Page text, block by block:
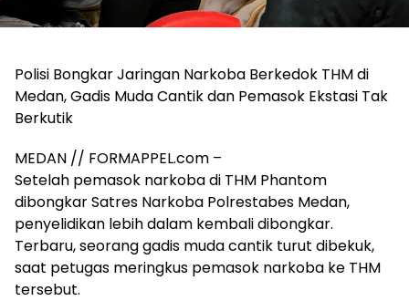
Polisi Bongkar Jaringan Narkoba Berkedok THM di
Medan, Gadis Muda Cantik dan Pemasok Ekstasi Tak
Berkutik
MEDAN // FORMAPPEL.com –
Setelah pemasok narkoba di THM Phantom
dibongkar Satres Narkoba Polrestabes Medan,
penyelidikan lebih dalam kembali dibongkar.
Terbaru, seorang gadis muda cantik turut dibekuk,
saat petugas meringkus pemasok narkoba ke THM
tersebut.